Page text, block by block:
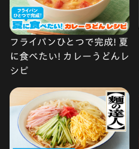
フライパンひとつで完成! 夏
に食べたい! カレーうどんレ
シピ